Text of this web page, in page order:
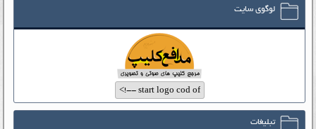
لوگوی سایت
تبلیغات